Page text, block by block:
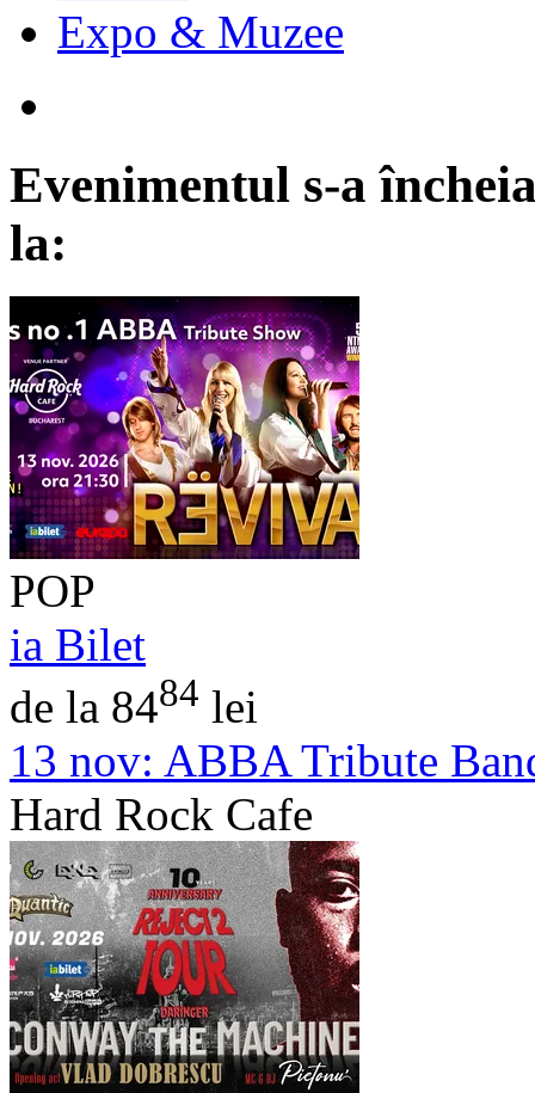
Expo & Muzee
Evenimentul s-a
la:
POP
ia Bilet
de la 8484 lei
13 nov: ABBA Tribute
Hard Rock Cafe